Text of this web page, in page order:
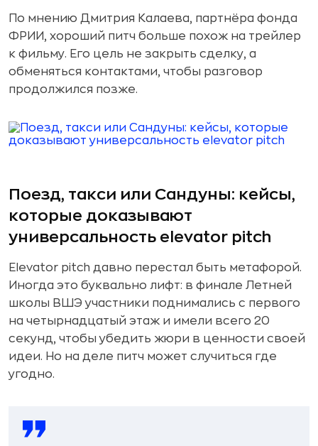
По мнению Дмитрия Калаева, партнёра фонда
ФРИИ, хороший питч больше похож на трейлер
к фильму. Его цель не закрыть сделку, а
обменяться контактами, чтобы разговор
продолжился позже.
Поезд, такси или Сандуны: кейсы,
которые доказывают
универсальность elevator pitch
Elevator pitch давно перестал быть метафорой.
Иногда это буквально лифт: в финале Летней
школы ВШЭ участники поднимались с первого
на четырнадцатый этаж и имели всего 20
секунд, чтобы убедить жюри в ценности своей
идеи. Но на деле питч может случиться где
угодно.